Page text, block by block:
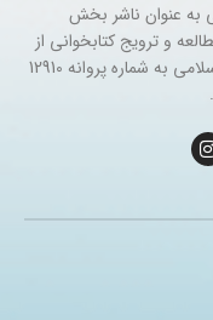
به عنوان ناشر بخش
و ترویج کتابخوانی از
سال 1394 با مجوز از وزارت فرهنگ و ارشاد اسلامی به شماره پروانه 12910